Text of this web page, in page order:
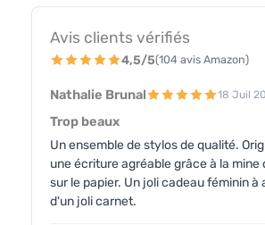
Avis clients vérifiés
4,5/5(104 avis Amazon)
Nathalie Brunal 18 Juil
Trop beaux
Un ensemble de stylos de qualité.
une écriture agréable grâce à la mine
sur le papier. Un joli cadeau féminin
d'un joli carnet.